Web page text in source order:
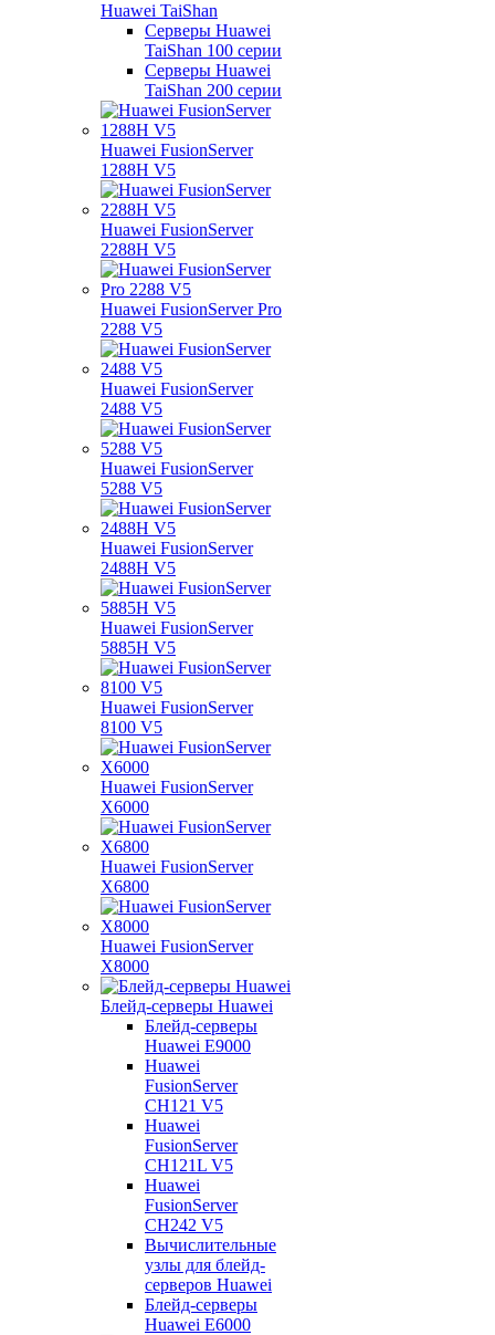
Huawei TaiShan
Серверы Huawei
TaiShan 100 серии
Серверы Huawei
TaiShan 200 серии
Huawei FusionServer
1288H V5
Huawei FusionServer
2288H V5
Huawei FusionServer Pro
2288 V5
Huawei FusionServer
2488 V5
Huawei FusionServer
5288 V5
Huawei FusionServer
2488H V5
Huawei FusionServer
5885H V5
Huawei FusionServer
8100 V5
Huawei FusionServer
X6000
Huawei FusionServer
X6800
Huawei FusionServer
X8000
Блейд-серверы Huawei
Блейд-серверы
Huawei E9000
Huawei
FusionServer
CH121 V5
Huawei
FusionServer
CH121L V5
Huawei
FusionServer
CH242 V5
Вычислительные
узлы для блейд-
серверов Huawei
Блейд-серверы
Huawei E6000